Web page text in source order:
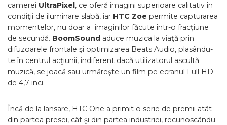
camerei UltraPixel, ce oferă imagini superioare calitativ în
condiţii de iluminare slabă, iar HTC Zoe permite capturarea
momentelor, nu doar a imaginilor făcute într-o fracţiune
de secundă. BoomSound aduce muzica la viaţă prin
difuzoarele frontale şi optimizarea Beats Audio, plasându-
te în centrul acţiunii, indiferent dacă utilizatorul ascultă
muzică, se joacă sau urmăreşte un film pe ecranul Full HD
de 4,7 inci.
Încă de la lansare, HTC One a primit o serie de premii atât
din partea presei, cât şi din partea industriei, recunoscându-